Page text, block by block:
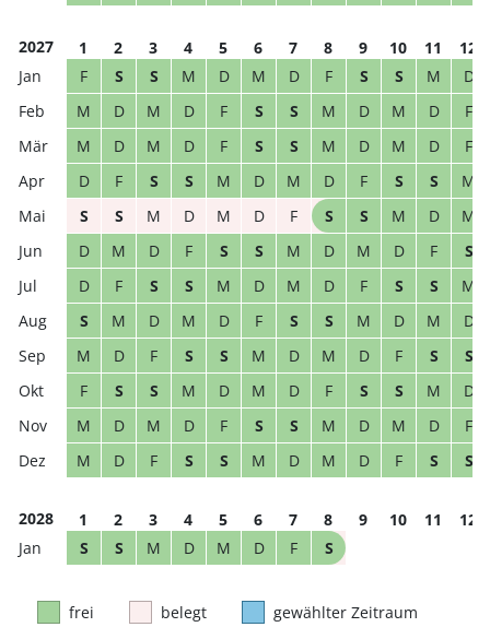
2027 1 2 3 4 5 6 7 8 9 10 11
12
F
S S M D M D F S S M
D
M
D M D F S S M D M D
F
M
D M D F S S M D M D
F
D
F S S M D M D F S S
M
S
S M D M D F S S M D
M
D
M D F S S M D M D F
S
D
F S S M D M D F S S
M
S
M D M D F S S M D M
D
M
D F S S M D M D F S
S
F
S S M D M D F S S M
D
M
D M D F S S M D M D
F
M
D F S S M D M D F S S
2028 1 2 3 4 5 6 7 8 9 10 11
12
S
S M D M D F S
frei belegt gewählter Zeitraum